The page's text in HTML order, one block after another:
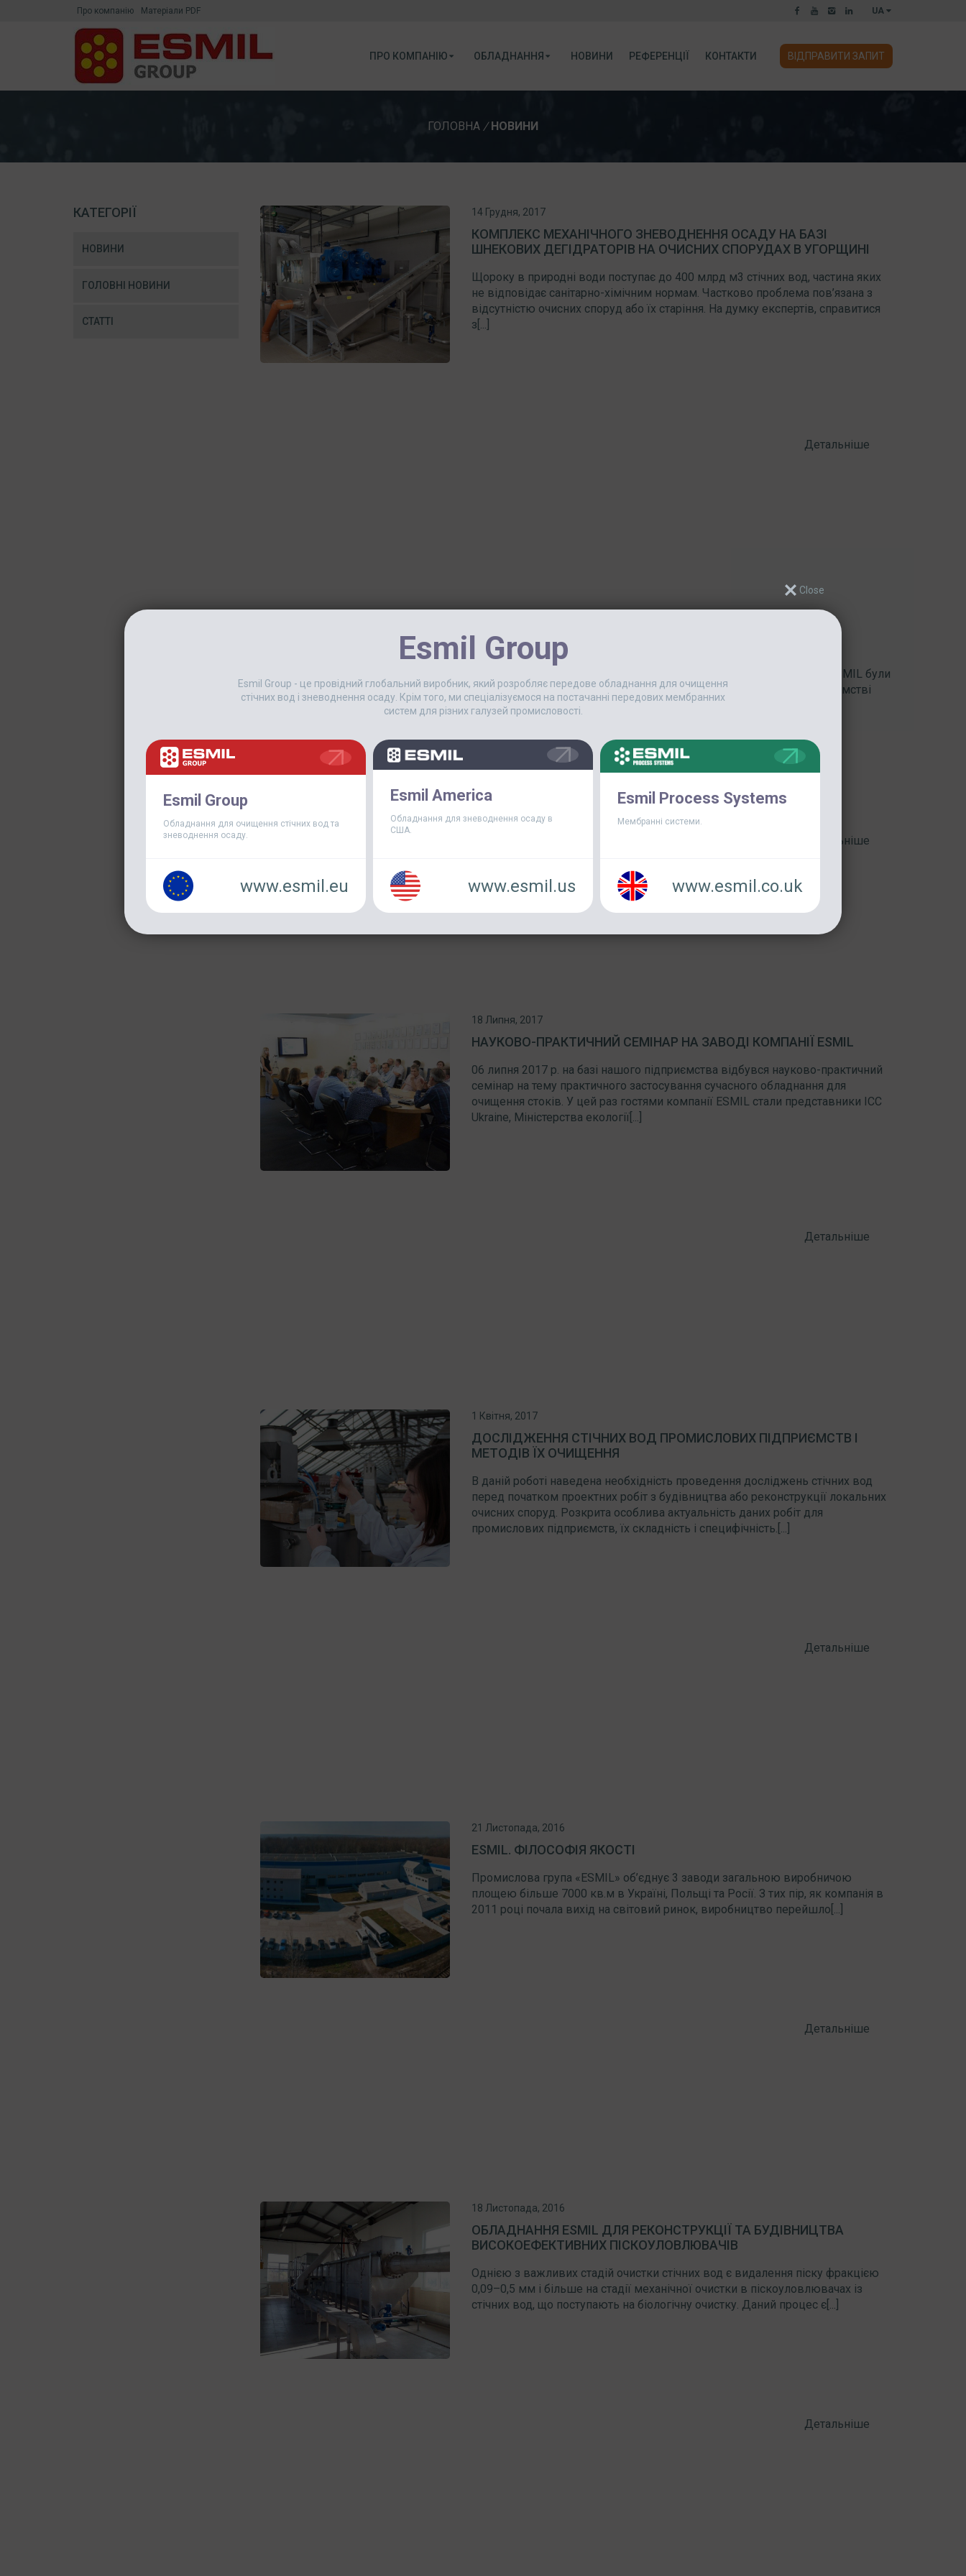
Про компанію Матеріали PDF UA
ПРО КОМПАНІЮ ОБЛАДНАННЯ НОВИНИ РЕФЕРЕНЦІЇ КОНТАКТИ ВІДПРАВИТИ ЗАПИТ
ГОЛОВНА /НОВИНИ
14 Грудня, 2017
КОМПЛЕКС МЕХАНІЧНОГО ЗНЕВОДНЕННЯ ОСАДУ НА БАЗІ
ШНЕКОВИХ ДЕГІДРАТОРІВ НА ОЧИСНИХ СПОРУДАХ В УГОРЩИНІ
Щороку в природні води поступає до 400 млрд м3 стічних вод, частина яких
не відповідає санітарно-хімічним нормам. Частково проблема пов’язана з
відсутністю очисних споруд або їх старіння. На думку експертів, справитися
з[...]
Детальніше
ФЛОТАТОРУ ESMIL – 10 РОКІВ
Десять років тому, у 2007 році, спеціалістами Промислової групи ESMIL були
запущені перші напірні флотатори власного виробництва на підприємстві
ВАТ «Куряче царство» (м. Липецьк, Росія). З того часу вже понад 50
флотаторів[...]
Детальніше
18 Липня, 2017
НАУКОВО-ПРАКТИЧНИЙ СЕМІНАР НА ЗАВОДІ КОМПАНІЇ ESMIL
06 липня 2017 р. на базі нашого підприємства відбувся науково-практичний
семінар на тему практичного застосування сучасного обладнання для
очищення стоків. У цей раз гостями компанії ESMIL стали представники ICC
Ukraine, Міністерства екології[...]
Детальніше
1 Квітня, 2017
ДОСЛІДЖЕННЯ СТІЧНИХ ВОД ПРОМИСЛОВИХ ПІДПРИЄМСТВ І
МЕТОДІВ ЇХ ОЧИЩЕННЯ
В даній роботі наведена необхідність проведення досліджень стічних вод
перед початком проектних робіт з будівництва або реконструкції локальних
очисних споруд. Розкрита особлива актуальність даних робіт для
промислових підприємств, їх складність і специфічність.[...]
Детальніше
21 Листопада, 2016
ESMIL. ФІЛОСОФІЯ ЯКОСТІ
Промислова група «ESMIL» об’єднує 3 заводи загальною виробничою
площею більше 7000 кв.м в Україні, Польщі та Росії. З тих пір, як компанія в
2011 році почала вихід на світовий ринок, виробництво перейшло[...]
Детальніше
18 Листопада, 2016
ОБЛАДНАННЯ ESMIL ДЛЯ РЕКОНСТРУКЦІЇ ТА БУДІВНИЦТВА
ВИСОКОЕФЕКТИВНИХ ПІСКОУЛОВЛЮВАЧІВ
Однією з важливих стадій очистки стічних вод є видалення піску фракцією
0,09–0,5 мм і більше на стадії механічної очистки в піскоуловлювачах із
стічних вод, що поступають на біологічну очистку. Даний процес є[...]
Детальніше
КАТЕГОРІЇ
НОВИНИ
ГОЛОВНІ НОВИНИ
СТАТТІ
Esmil Group
Esmil Group - це провідний глобальний виробник, який розробляє передове обладнання для очищення
стічних вод і зневоднення осаду. Крім того, ми спеціалізуємося на постачанні передових мембранних
систем для різних галузей промисловості.
Esmil Group
Обладнання для очищення стічних вод та
зневоднення осаду.
www.esmil.eu
Esmil America
Обладнання для зневоднення осаду в
США.
www.esmil.us
Esmil Process Systems
Мембранні системи.
www.esmil.co.uk